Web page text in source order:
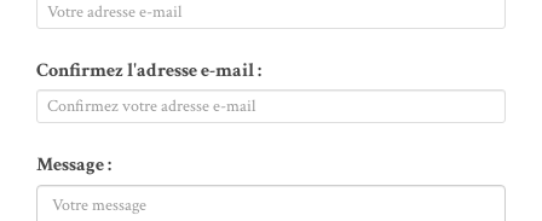
Confirmez l'adresse e-mail :
Message :